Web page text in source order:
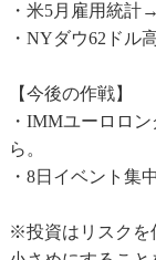
・米5月雇用統計
・NYダウ62ドル
【今後の作戦】
・IMMユーロロ
ら。
・8日イベント集
※投資はリスクを